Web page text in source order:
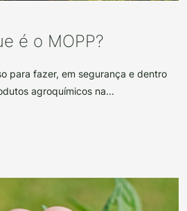
é o MOPP?
para fazer, em segurança e dentro
agroquímicos na...